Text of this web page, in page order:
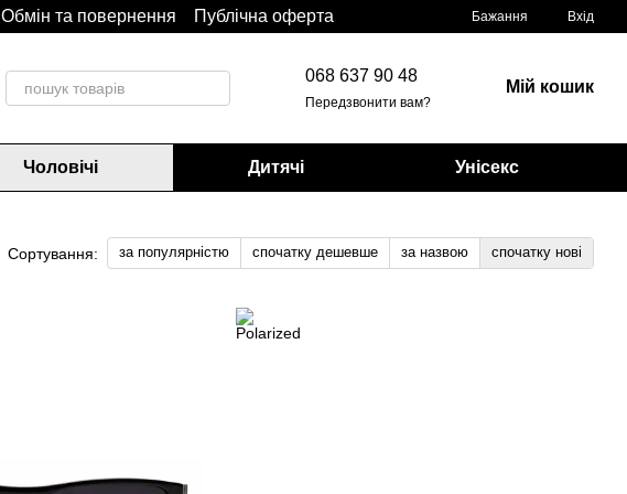
Обмін та повернення
Публічна оферта
Бажання Вхід
068 637 90 48
Передзвонити вам?
Мій кошик
Чоловічі Дитячі Унісекс
Сортування: за популярністю спочатку дешевше за назвою спочатку нові